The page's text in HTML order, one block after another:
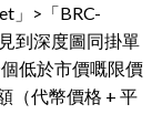
」>「BRC-
到深度圖同掛單
低於市價嘅限價
（代幣價格 + 平